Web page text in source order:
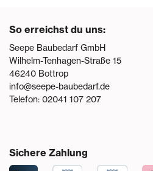
So erreichst du uns:
Seepe Baubedarf GmbH
Wilhelm-Tenhagen-Straße 15
46240 Bottrop
info@seepe-baubedarf.de
Telefon: 02041 107 207
Sichere Zahlung